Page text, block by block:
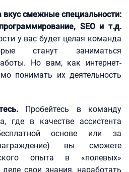
смежные специальности:
SEO и т.д.
у вас будет целая команда
станут заниматься
Но вам, как интернет-
понимать их деятельность
Пробейтесь в команду
где в качестве ассистента
основе или за
вы сможете
опыта в «полевых»
свои знания, наработать